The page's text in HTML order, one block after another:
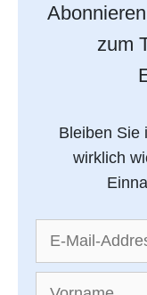
zum
Bleiben Sie
wirklich